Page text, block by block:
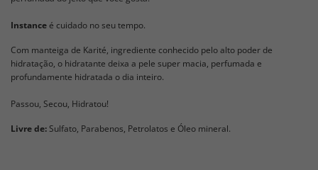
Instance é cuidado no seu tempo.
Com manteiga de Karité, ingrediente conhecido pelo alto poder de
hidratação, o hidratante deixa a pele super macia, perfumada e
profundamente hidratada o dia inteiro.
Passou, Secou, Hidratou!
Livre de: Sulfato, Parabenos, Petrolatos e Óleo mineral.